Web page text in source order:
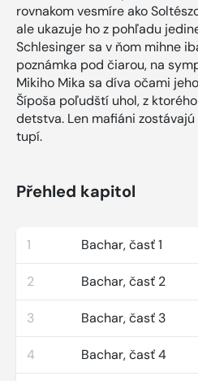
rovnakom vesmíre ako
ale ukazuje ho z pohľadu
Schlesinger sa v ňom mihne
poznámka pod čiarou, na
Mikiho Mika sa díva očami
Šípoša poľudští uhol, z
detstva. Len mafiáni
tupí.
Přehled kapitol
1 Bachar, časť 1
2 Bachar, časť 2
3 Bachar, časť 3
4 Bachar, časť 4